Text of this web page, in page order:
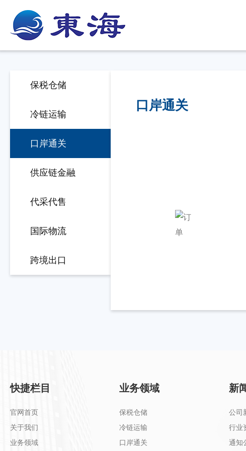
保税仓储
冷链运输
口岸通关
供应链金融
代采代售
国际物流
跨境出口
口岸通关
快捷栏目
官网首页
关于我们
业务领域
业务领域
保税仓储
冷链运输
口岸通关
新
公司
行业
通知